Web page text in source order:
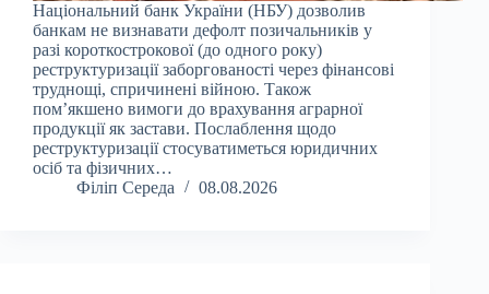
Національний банк України (НБУ) дозволив
банкам не визнавати дефолт позичальників у
разі короткострокової (до одного року)
реструктуризації заборгованості через фінансові
труднощі, спричинені війною. Також
пом’якшено вимоги до врахування аграрної
продукції як застави. Послаблення щодо
реструктуризації стосуватиметься юридичних
осіб та фізичних…
Філіп Середа
08.08.2026